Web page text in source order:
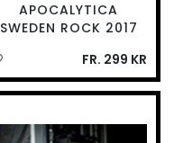
APOCALYTICA
SWEDEN ROCK 2017
FR. 299 KR